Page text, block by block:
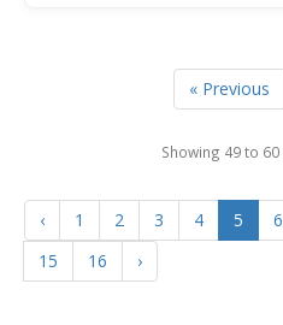
« Previous
Showing 49to 60
‹ 1 2 3 4 5 6
15
16 ›